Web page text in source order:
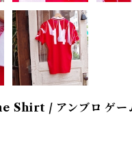
Shirt / アンブロ ゲー